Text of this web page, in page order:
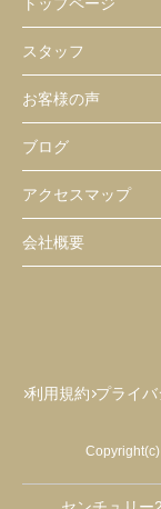
スタッフ
お客様の声
ブログ
アクセスマップ
会社概要
利用規約 プライ